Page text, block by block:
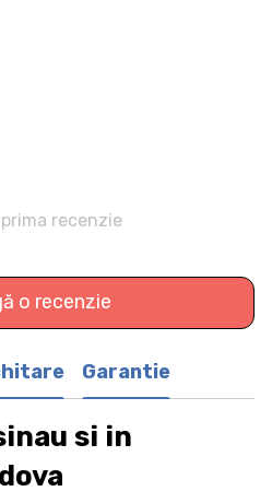
recenzie
o recenzie
Garantie
si in